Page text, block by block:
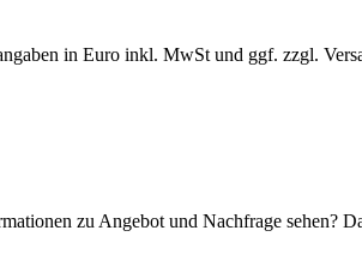
in Euro inkl. MwSt und ggf. zzgl.
zu Angebot und Nachfrage sehen?